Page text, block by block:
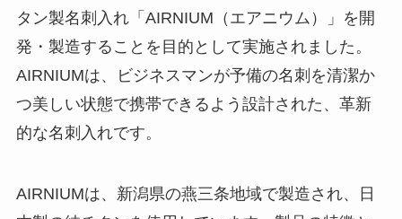
タン製名刺入れ「AIRNIUM（エアニウム）」を開
発・製造することを目的として実施されました。
AIRNIUMは、ビジネスマンが予備の名刺を清潔か
つ美しい状態で携帯できるよう設計された、革新
的な名刺入れです。
AIRNIUMは、新潟県の燕三条地域で製造され、日